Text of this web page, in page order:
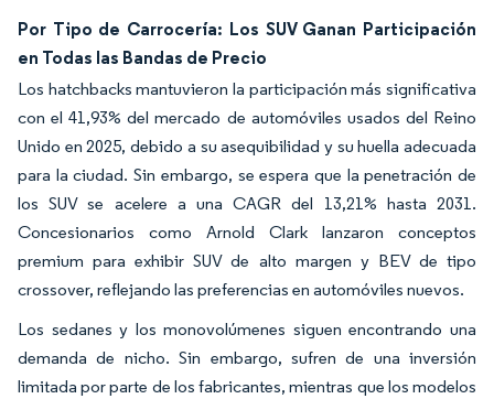
Por Tipo de Carrocería: Los SUV Ganan Participación
en Todas las Bandas de Precio
Los hatchbacks mantuvieron la participación más significativa
con el 41,93% del mercado de automóviles usados del Reino
Unido en 2025, debido a su asequibilidad y su huella adecuada
para la ciudad. Sin embargo, se espera que la penetración de
los SUV se acelere a una CAGR del 13,21% hasta 2031.
Concesionarios como Arnold Clark lanzaron conceptos
premium para exhibir SUV de alto margen y BEV de tipo
crossover, reflejando las preferencias en automóviles nuevos.
Los sedanes y los monovolúmenes siguen encontrando una
demanda de nicho. Sin embargo, sufren de una inversión
limitada por parte de los fabricantes, mientras que los modelos